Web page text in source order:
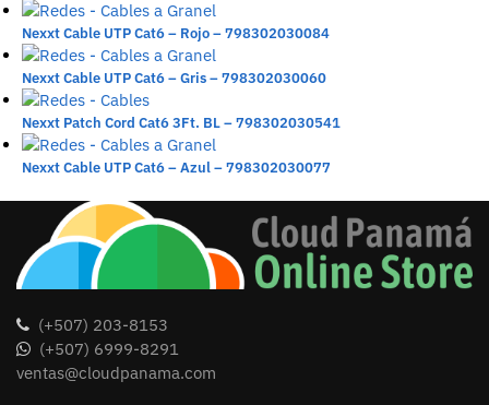
Nexxt Cable UTP Cat6 – Rojo – 798302030084
Nexxt Cable UTP Cat6 – Gris – 798302030060
Nexxt Patch Cord Cat6 3Ft. BL – 798302030541
Nexxt Cable UTP Cat6 – Azul – 798302030077
(+507) 203-8153
(+507) 6999-8291
ventas@cloudpanama.com